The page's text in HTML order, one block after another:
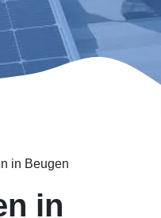
in Beugen
in